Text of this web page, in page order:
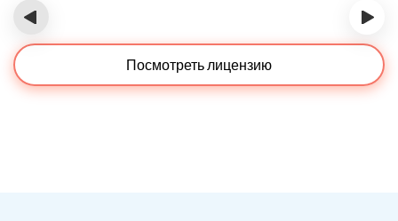
‹ ›
Посмотреть лицензию